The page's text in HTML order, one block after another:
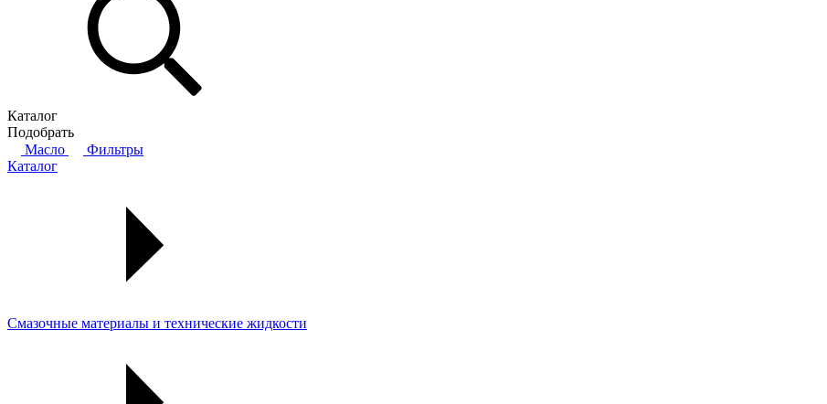
Каталог
Подобрать
Масло
Фильтры
Каталог
Смазочные материалы и технические жидкости